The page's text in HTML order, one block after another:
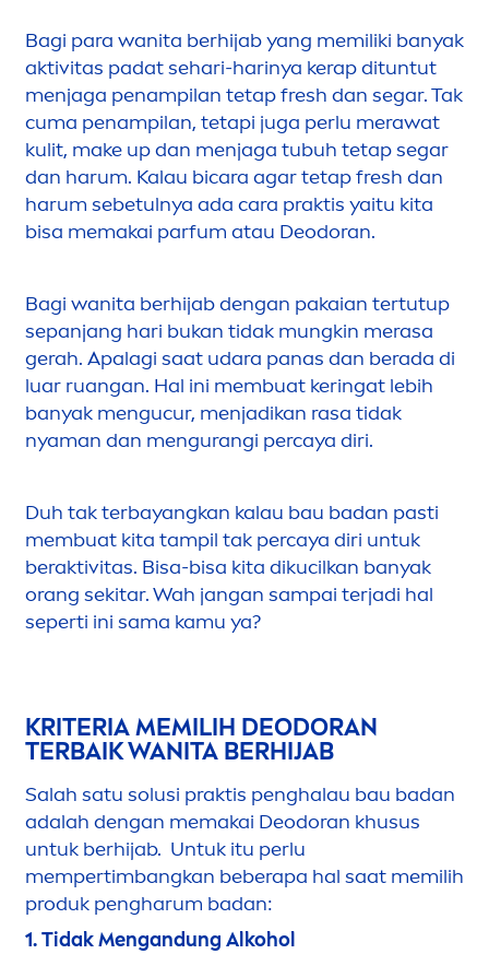
Bagi para wanita berhijab yang memiliki banyak
aktivitas padat sehari-harinya kerap dituntut
menjaga penampilan tetapfresh dan segar. Tak
cuma penampilan, tetapi juga perlu merawat
kulit, make up dan menjaga tubuh tetap segar
dan harum. Kalau bicara agar tetapfresh dan
harum sebetulnya ada cara praktis yaitu kita
bisa memakai parfum atau Deodoran.
Bagi wanita berhijab dengan pakaian tertutup
sepanjang hari bukan tidak mungkin merasa
gerah. Apalagi saat udara panas dan berada di
luar ruangan. Hal ini membuat keringat lebih
banyak mengucur, menjadikan rasa tidak
nyaman dan mengurangi percaya diri.
Duh tak terbayangkan kalau bau badan pasti
membuat kita tampil tak percaya diri untuk
beraktivitas. Bisa-bisa kita dikucilkan banyak
orang sekitar. Wah jangan sampai terjadi hal
seperti ini sama kamu ya?
KRITERIA MEMILIH DEODORAN
TERBAIK WANITA BERHIJAB
Salah satu solusi praktis penghalau bau badan
adalah dengan memakai Deodoran khusus
untuk berhijab. Untuk itu perlu
mempertimbangkan beberapa hal saat memilih
produk pengharum badan:
1. TidakMengandung Alkohol